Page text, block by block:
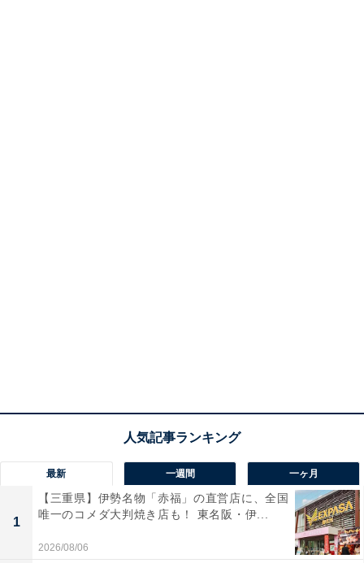
最新 一週間 一ヶ月
1
【三重県】伊勢名物「赤福」の直営店に、全国
唯一のコメダ大判焼き店も！ 東名阪・伊...
2026/08/06